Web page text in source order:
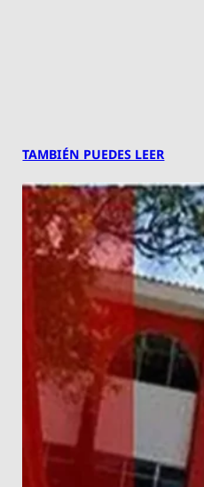
TAMBIÉN PUEDES LEER